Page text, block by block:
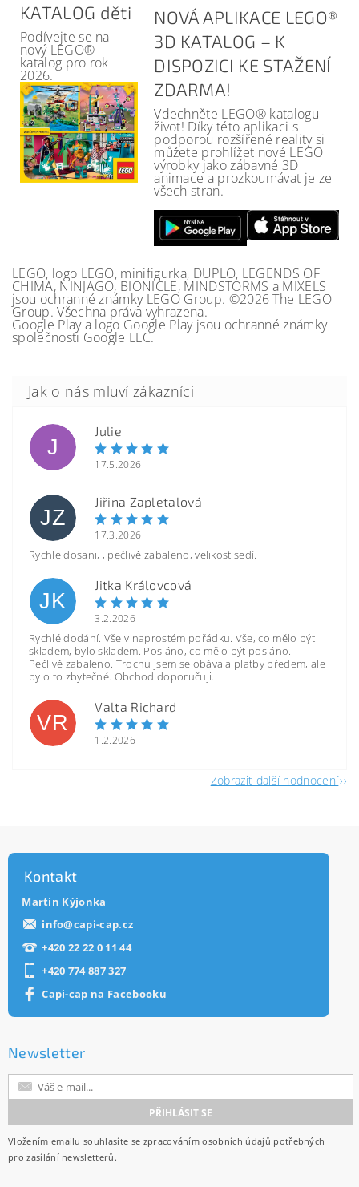
KATALOG děti
Podívejte se na
nový LEGO®
katalog pro rok
2026.
NOVÁ APLIKACE LEGO®
3D KATALOG – K
DISPOZICI KE STAŽENÍ
ZDARMA!
Vdechněte LEGO® katalogu
život! Díky této aplikaci s
podporou rozšířené reality si
můžete prohlížet nové LEGO
výrobky jako zábavné 3D
animace a prozkoumávat je ze
všech stran.
LEGO, logo LEGO, minifigurka, DUPLO, LEGENDS OF
CHIMA, NINJAGO, BIONICLE, MINDSTORMS a MIXELS
jsou ochranné známky LEGO Group. ©2026 The LEGO
Group. Všechna práva vyhrazena.
Google Play a logo Google Play jsou ochranné známky
společnosti Google LLC.
J
Julie
17.5.2026
JZ
Jiřina Zapletalová
17.3.2026
Rychle dosani, , pečlivě zabaleno, velikost sedí.
JK
Jitka Královcová
3.2.2026
Rychlé dodání. Vše v naprostém pořádku. Vše, co mělo být
skladem, bylo skladem. Posláno, co mělo být posláno.
Pečlivě zabaleno. Trochu jsem se obávala platby předem, ale
bylo to zbytečné. Obchod doporučuji.
VR
Valta Richard
1.2.2026
Zobrazit další hodnocení
Kontakt
Martin Kýjonka
info@capi-cap.cz
+420 22 22 0 11 44
+420 774 887 327
Capi-cap na Facebooku
Newsletter
Vložením emailu souhlasíte se zpracováním osobních údajů potřebných
pro zasílání newsletterů.